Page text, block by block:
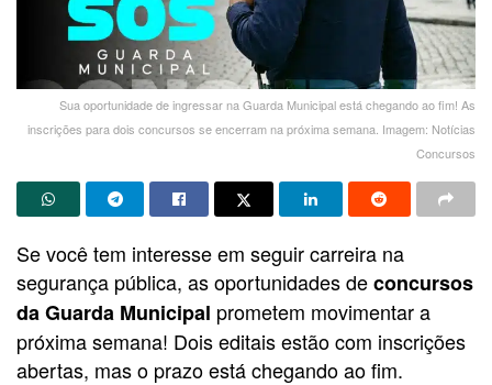
Sua oportunidade de ingressar na Guarda Municipal está chegando ao fim! As
inscrições para dois concursos se encerram na próxima semana. Imagem: Notícias
Concursos
Se você tem interesse em seguir carreira na
segurança pública, as oportunidades deconcursos
da Guarda Municipal prometem movimentar a
próxima semana! Dois editais estão com inscrições
abertas, mas o prazo está chegando ao fim.